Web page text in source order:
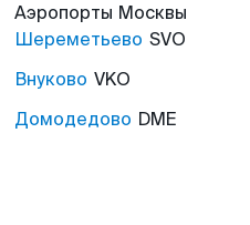
Аэропорты Москвы
Шереметьево SVO
Внуково VKO
Домодедово DME